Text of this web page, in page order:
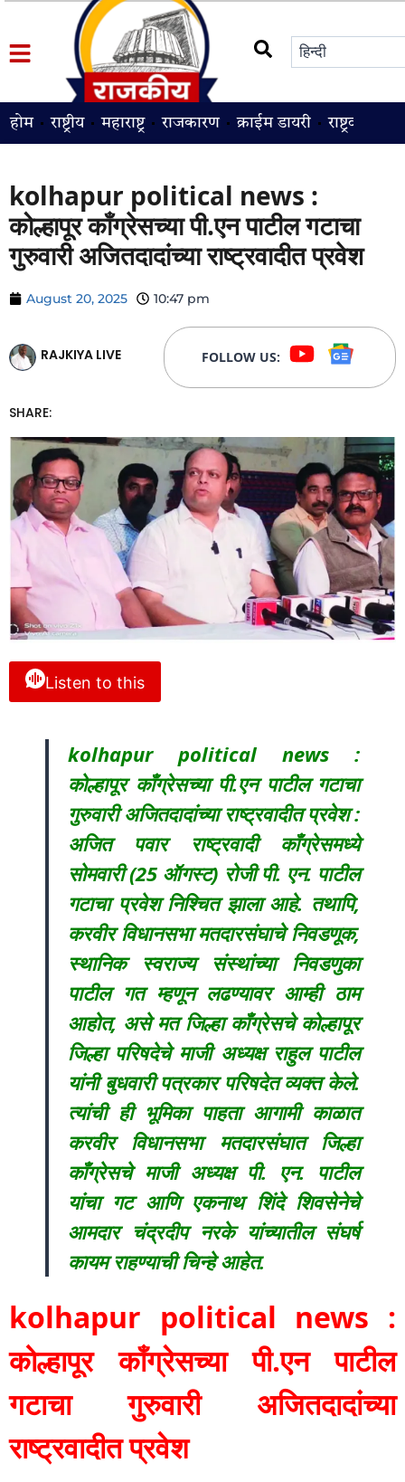
होम राष्ट्रीय महाराष्ट्र राजकारण क्राईम डायरी राष्ट्रवादी
kolhapur political news :
कोल्हापूर काँग्रेसच्या पी.एन पाटील गटाचा
गुरुवारी अजितदादांच्या राष्ट्रवादीत प्रवेश
August 20, 2025 10:47 pm
RAJKIYA LIVE FOLLOW US:
SHARE:
Listen to this
kolhapur political news :
कोल्हापूर काँग्रेसच्या पी.एन पाटील गटाचा
गुरुवारी अजितदादांच्या राष्ट्रवादीत प्रवेश :
अजित पवार राष्ट्रवादी काँग्रेसमध्ये
सोमवारी (25 ऑगस्ट) रोजी पी. एन. पाटील
गटाचा प्रवेश निश्चित झाला आहे. तथापि,
करवीर विधानसभा मतदारसंघाचे निवडणूक,
स्थानिक स्वराज्य संस्थांच्या निवडणुका
पाटील गत म्हणून लढण्यावर आम्ही ठाम
आहोत, असे मत जिल्हा काँग्रेसचे कोल्हापूर
जिल्हा परिषदेचे माजी अध्यक्ष राहुल पाटील
यांनी बुधवारी पत्रकार परिषदेत व्यक्त केले.
त्यांची ही भूमिका पाहता आगामी काळात
करवीर विधानसभा मतदारसंघात जिल्हा
काँग्रेसचे माजी अध्यक्ष पी. एन. पाटील
यांचा गट आणि एकनाथ शिंदे शिवसेनेचे
आमदार चंद्रदीप नरके यांच्यातील संघर्ष
कायम राहण्याची चिन्हे आहेत.
kolhapur political news :
कोल्हापूर काँग्रेसच्या पी.एन पाटील
गटाचा गुरुवारी अजितदादांच्या
राष्ट्रवादीत प्रवेश